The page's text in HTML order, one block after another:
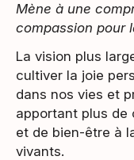
Mène à une
compassion pour
La vision plus
cultiver la joie
dans nos vies et
apportant plus de
et de bien-être à
vivants.